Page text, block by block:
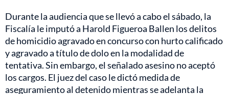
Durante la audiencia que se llevó a cabo el sábado, la
Fiscalía le imputó a Harold Figueroa Ballen los delitos
de homicidio agravado en concurso con hurto calificado
y agravado a título de dolo en la modalidad de
tentativa. Sin embargo, el señalado asesino no aceptó
los cargos. El juez del caso le dictó medida de
aseguramiento al detenido mientras se adelanta la